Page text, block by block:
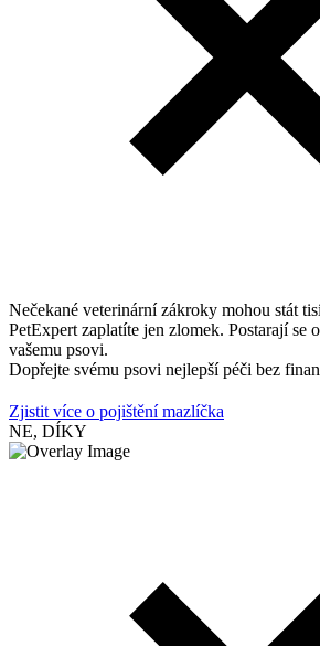
Nečekané veterinární zákroky mohou stát
PetExpert zaplatíte jen zlomek. Postarají se
vašemu psovi.
Dopřejte svému psovi nejlepší péči bez
Zjistit více o pojištění mazlíčka
NE, DÍKY